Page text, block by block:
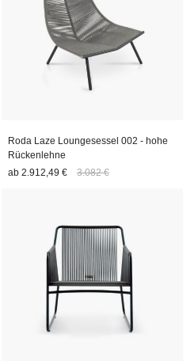
Roda Laze Loungesessel 002 - hohe
Rückenlehne
ab 2.912,49 € 3.082 €